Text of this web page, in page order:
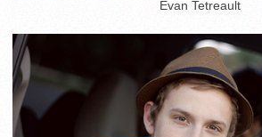
Evan Tetreault